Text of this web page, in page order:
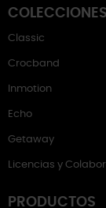
COLECCIONES
Classic
Crocband
Inmotion
Echo
Getaway
Licencias y
PRODUCTOS